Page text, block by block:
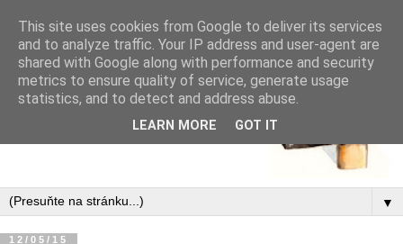
▼
12/05/15
This site uses cookies from Google to deliver its services
and to analyze traffic. Your IP address and user-agent are
shared with Google along with performance and security
metrics to ensure quality of service, generate usage
statistics, and to detect and address abuse.
LEARN MORE GOT IT